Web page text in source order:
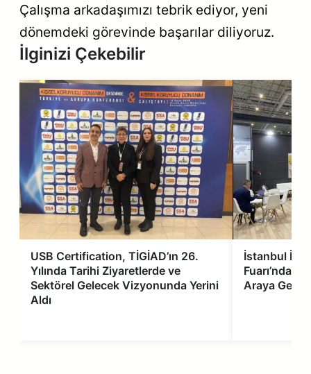
Çalışma arkadaşımızı tebrik ediyor, yeni
dönemdeki görevinde başarılar diliyoruz.
İlginizi Çekebilir
USB Certification, TİGİAD’ın 26.
Yılında Tarihi Ziyaretlerde ve
Sektörel Gelecek Vizyonunda Yerini
Aldı
İstanbul İş
Fuarı’nda
Araya Geldik